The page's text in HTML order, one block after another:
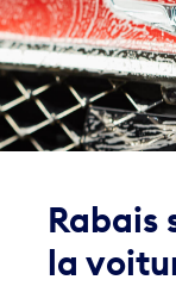
Rabais
la